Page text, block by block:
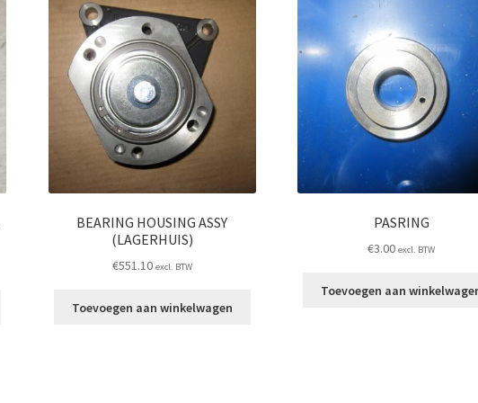
BEARING HOUSING ASSY
(LAGERHUIS)
€551.10 excl. BTW
Toevoegen aan winkelwagen
PASRING
€3.00 excl. BTW
Toevoegen aan